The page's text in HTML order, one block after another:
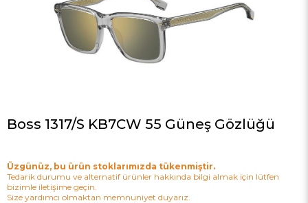
Boss 1317/S KB7CW 55 Güneş Gözlüğü
Üzgünüz, bu ürün stoklarımızda tükenmiştir.
Tedarik durumu ve alternatif ürünler hakkında bilgi almak için lütfen
bizimle iletişime geçin.
Size yardımcı olmaktan memnuniyet duyarız.